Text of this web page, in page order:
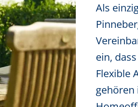
Als
ein,
Flexible
gehören